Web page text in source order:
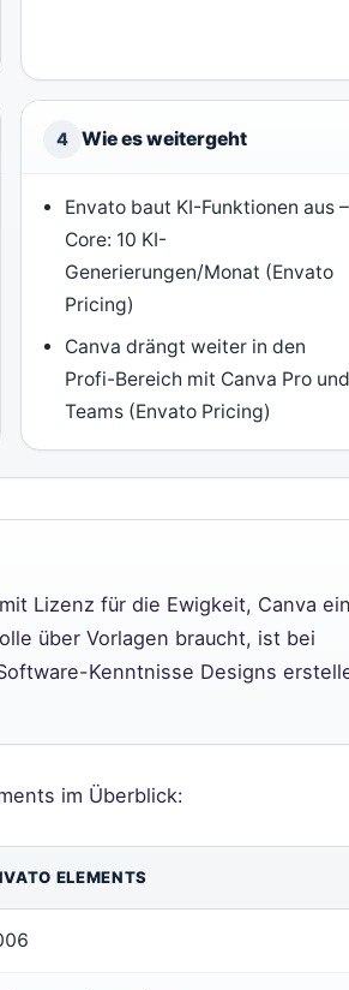
4 Wie es weitergeht
Envato baut KI-Funktionen aus –
Core: 10 KI-
Generierungen/Monat (Envato
Pricing)
Canva drängt weiter in den
Profi-Bereich mit Canva Pro und
Teams (Envato Pricing)
Lizenz für die Ewigkeit, Canva ein
über Vorlagen braucht, ist bei
Kenntnisse Designs
im Überblick:
ELEMENTS